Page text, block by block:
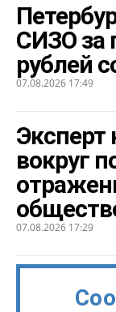
СИЗО за
рублей
07.08.2026 17:49
Эксперт
вокруг
07.08.2026 17:29